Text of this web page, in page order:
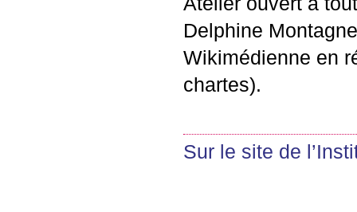
Delphine
Wikimédienne en
chartes).
Sur le site de